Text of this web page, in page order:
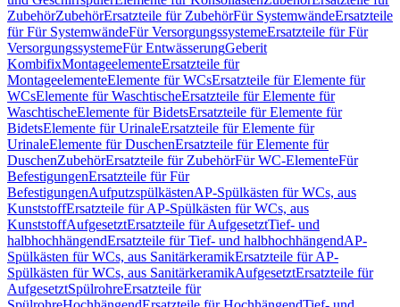
ZubehörZubehörErsatzteile für ZubehörFür SystemwändeErsatzteile
für Für SystemwändeFür VersorgungssystemeErsatzteile für Für
VersorgungssystemeFür EntwässerungGeberit
KombifixMontageelementeErsatzteile für
MontageelementeElemente für WCsErsatzteile für Elemente für
WCsElemente für WaschtischeErsatzteile für Elemente für
WaschtischeElemente für BidetsErsatzteile für Elemente für
BidetsElemente für UrinaleErsatzteile für Elemente für
UrinaleElemente für DuschenErsatzteile für Elemente für
DuschenZubehörErsatzteile für ZubehörFür WC-ElementeFür
BefestigungenErsatzteile für Für
BefestigungenAufputzspülkästenAP-Spülkästen für WCs, aus
KunststoffErsatzteile für AP-Spülkästen für WCs, aus
KunststoffAufgesetztErsatzteile für AufgesetztTief- und
halbhochhängendErsatzteile für Tief- und halbhochhängendAP-
Spülkästen für WCs, aus SanitärkeramikErsatzteile für AP-
Spülkästen für WCs, aus SanitärkeramikAufgesetztErsatzteile für
AufgesetztSpülrohreErsatzteile für